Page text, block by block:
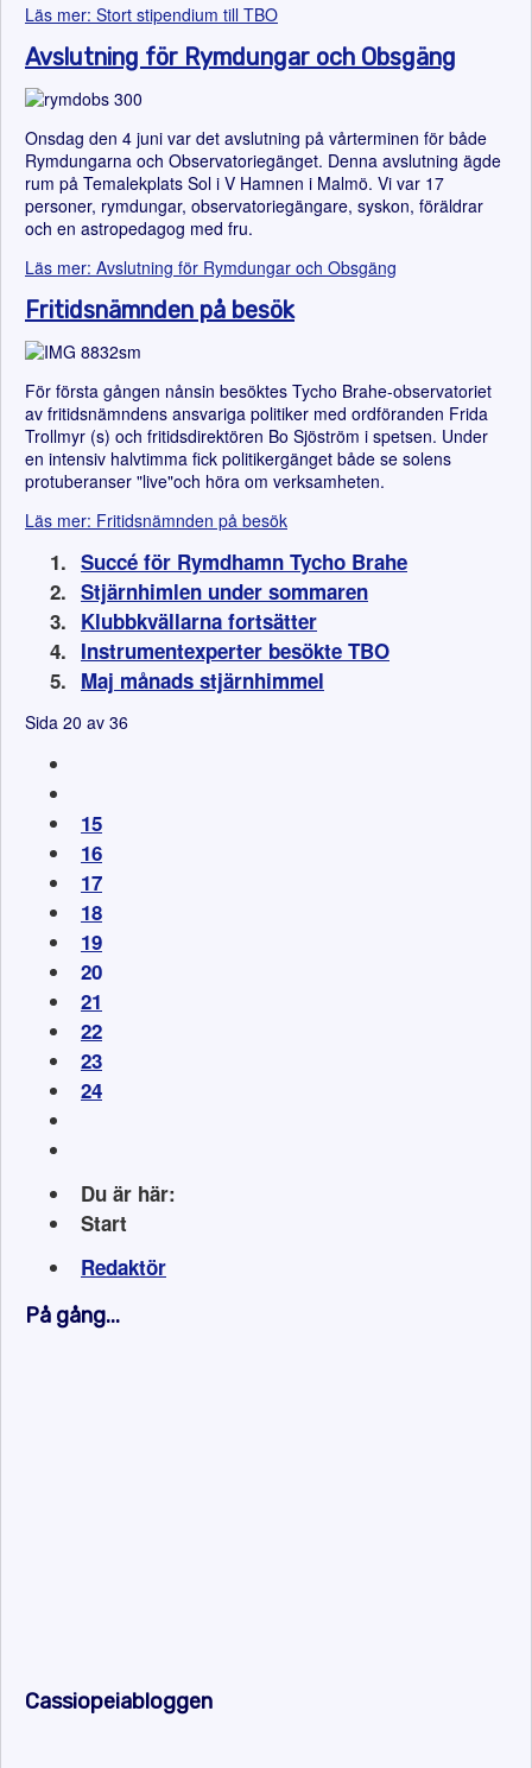
Läs mer: Stort stipendium till TBO
Avslutning för Rymdungar och Obsgäng
Onsdag den 4 juni var det avslutning på vårterminen för både
Rymdungarna och Observatoriegänget. Denna avslutning ägde
rum på Temalekplats Sol i V Hamnen i Malmö. Vi var 17
personer, rymdungar, observatoriegängare, syskon, föräldrar
och en astropedagog med fru.
Läs mer: Avslutning för Rymdungar och Obsgäng
Fritidsnämnden på besök
För första gången nånsin besöktes Tycho Brahe-observatoriet
av fritidsnämndens ansvariga politiker med ordföranden Frida
Trollmyr (s) och fritidsdirektören Bo Sjöström i spetsen. Under
en intensiv halvtimma fick politikergänget både se solens
protuberanser "live"och höra om verksamheten.
Läs mer: Fritidsnämnden på besök
Succé för Rymdhamn Tycho Brahe
Stjärnhimlen under sommaren
Klubbkvällarna fortsätter
Instrumentexperter besökte TBO
Maj månads stjärnhimmel
Sida 20 av 36
15
16
17
18
19
20
21
22
23
24
Du är här:
Start
Redaktör
På gång...
Cassiopeiabloggen